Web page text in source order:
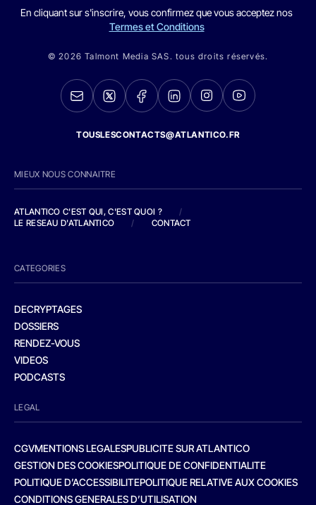
En cliquant sur s'inscrire, vous confirmez que vous acceptez nos
Termes et Conditions
© 2026 Talmont Media SAS. tous droits réservés.
TOUSLESCONTACTS@ATLANTICO.FR
MIEUX NOUS CONNAITRE
ATLANTICO C'EST QUI, C'EST QUOI ?
/
LE RESEAU D'ATLANTICO
/ CONTACT
CATEGORIES
DECRYPTAGES
DOSSIERS
RENDEZ-VOUS
VIDEOS
PODCASTS
LEGAL
CGVMENTIONS LEGALESPUBLICITE SUR ATLANTICO
GESTION DES COOKIESPOLITIQUE DE CONFIDENTIALITE
POLITIQUE D’ACCESSIBILITEPOLITIQUE RELATIVE AUX COOKIES
CONDITIONS GENERALES D’UTILISATION